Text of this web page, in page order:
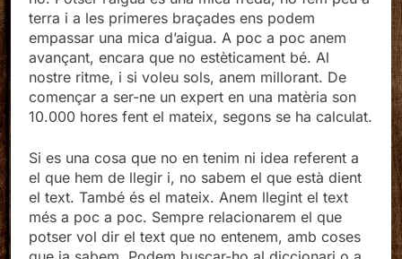
terra i a les primeres braçades ens podem
empassar una mica d’aigua. A poc a poc anem
avançant, encara que no estèticament bé. Al
nostre ritme, i si voleu sols, anem millorant. De
començar a ser-ne un expert en una matèria son
10.000 hores fent el mateix, segons se ha calculat.
Si es una cosa que no en tenim ni idea referent a
el que hem de llegir i, no sabem el que està dient
el text. També és el mateix. Anem llegint el text
més a poc a poc. Sempre relacionarem el que
potser vol dir el text que no entenem, amb coses